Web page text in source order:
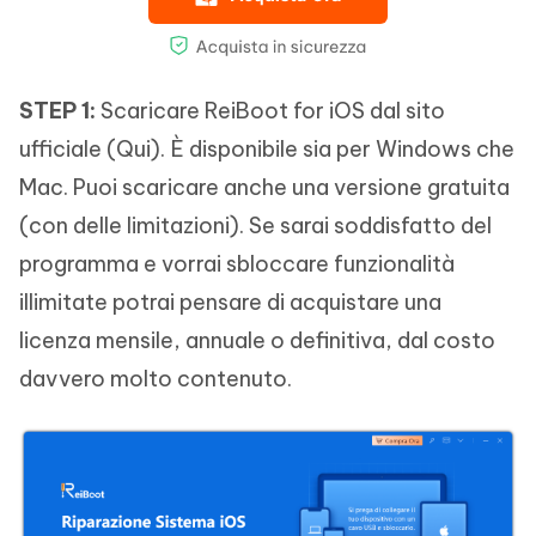
STEP 1: Scaricare ReiBoot for iOS dal sito
ufficiale (Qui). È disponibile sia per Windows che
Mac. Puoi scaricare anche una versione gratuita
(con delle limitazioni). Se sarai soddisfatto del
programma e vorrai sbloccare funzionalità
illimitate potrai pensare di acquistare una
licenza mensile, annuale o definitiva, dal costo
davvero molto contenuto.